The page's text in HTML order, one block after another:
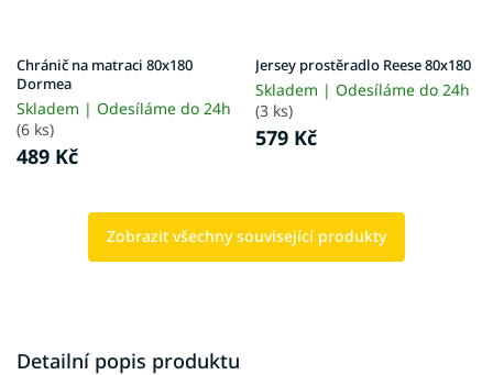
Chránič na matraci 80x180
Dormea
Skladem | Odesíláme do 24h
(6 ks)
489 Kč
Jersey prostěradlo Reese 80x180
Skladem | Odesíláme do 24h
(3 ks)
579 Kč
Zobrazit všechny související produkty
Detailní popis produktu